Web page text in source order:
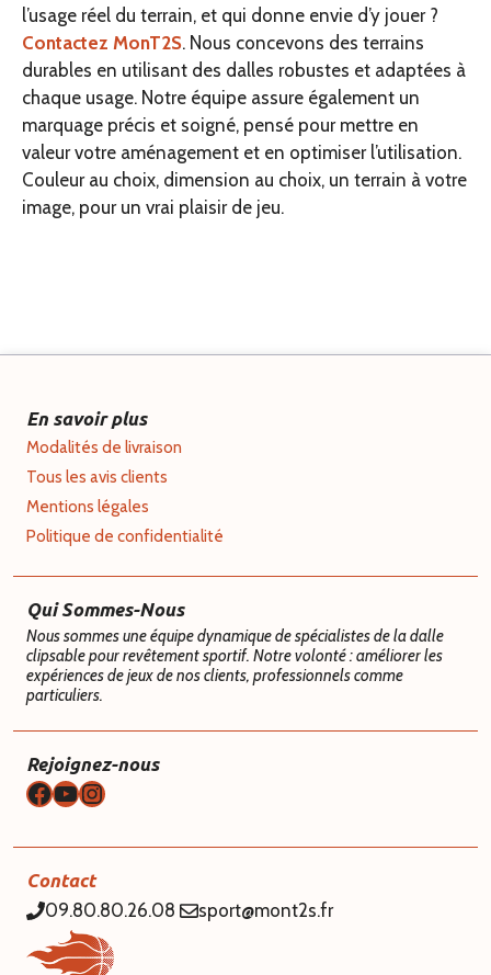
l’usage réel du terrain, et qui donne envie d’y jouer ?
Contactez MonT2S. Nous concevons des terrains
durables en utilisant des dalles robustes et adaptées à
chaque usage. Notre équipe assure également un
marquage précis et soigné, pensé pour mettre en
valeur votre aménagement et en optimiser l’utilisation.
Couleur au choix, dimension au choix, un terrain à votre
image, pour un vrai plaisir de jeu.
En savoir plus
Modalités de livraison
Tous les avis clients
Mentions légales
Politique de confidentialité
Qui Sommes-Nous
Nous sommes une équipe dynamique de spécialistes de la dalle
clipsable pour revêtement sportif. Notre volonté : améliorer les
expériences de jeux de nos clients, professionnels comme
particuliers.
Rejoignez-nous
Facebook
YouTube
Instagram
Contact
09.80.80.26.08 sport@mont2s.fr